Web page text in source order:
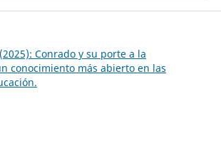
Conrado y su porte a la
conocimiento más abierto en las